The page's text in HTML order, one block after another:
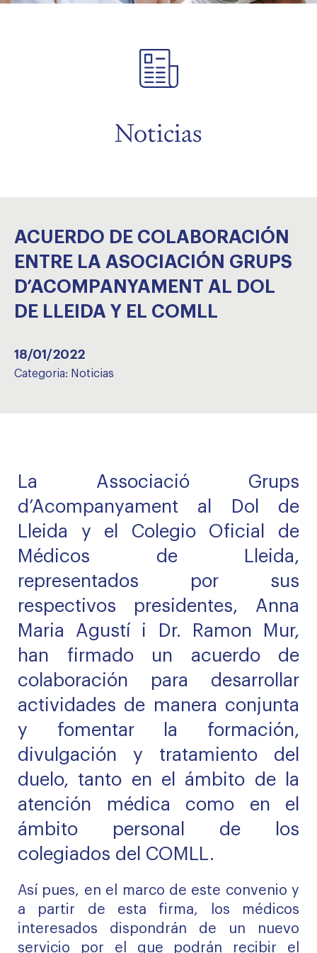
Noticias
ACUERDO DE COLABORACIÓN
ENTRE LA ASOCIACIÓN GRUPS
D’ACOMPANYAMENT AL DOL
DE LLEIDA Y EL COMLL
18/01/2022
Categoria: Noticias
La Associació Grups
d’Acompanyament al Dol de
Lleida y el Colegio Oficial de
Médicos de Lleida,
representados por sus
respectivos presidentes, Anna
Maria Agustí i Dr. Ramon Mur,
han firmado un acuerdo de
colaboración para desarrollar
actividades de manera conjunta
y fomentar la formación,
divulgación y tratamiento del
duelo, tanto en el ámbito de la
atención médica como en el
ámbito personal de los
colegiados del COMLL.
Así pues, en el marco de este convenio y
a partir de esta firma, los médicos
interesados dispondrán de un nuevo
servicio por el que podrán recibir el